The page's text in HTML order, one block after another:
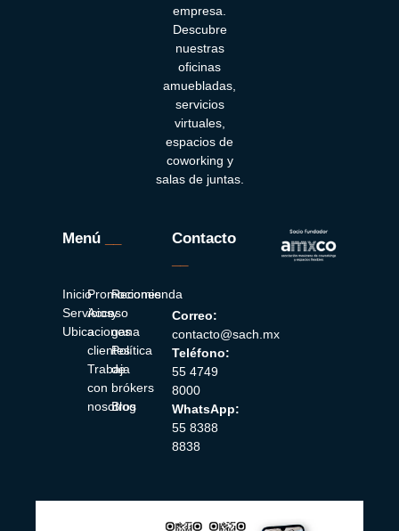
empresa.
Descubre
nuestras
oficinas
amuebladas,
servicios
virtuales,
espacios de
coworking y
salas de juntas.
Menú
Inicio
Servicios
Ubicaciones
Promociones
Acceso
a
clientes
Trabaja
con
nosotros
Recomienda
y
gana
Política
de
brókers
Blog
Contacto
Correo:
contacto@sach.mx
Teléfono:
55 4749
8000
WhatsApp:
55 8388
8838